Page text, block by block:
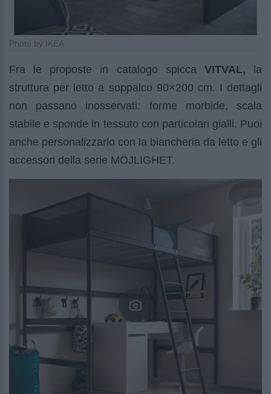
Photo by IKEA
Fra le proposte in catalogo spicca VITVAL, la
struttura per letto a soppalco 90×200 cm. I dettagli
non passano inosservati: forme morbide, scala
stabile e sponde in tessuto con particolari gialli. Puoi
anche personalizzarlo con la biancheria da letto e gli
accessori della serie MÖJLIGHET.